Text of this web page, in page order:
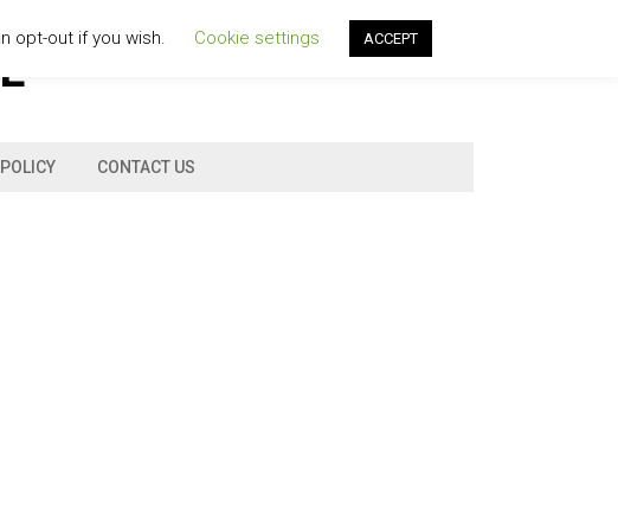
CONTACT US
opt-out if you wish. Cookie settings ACCEPT